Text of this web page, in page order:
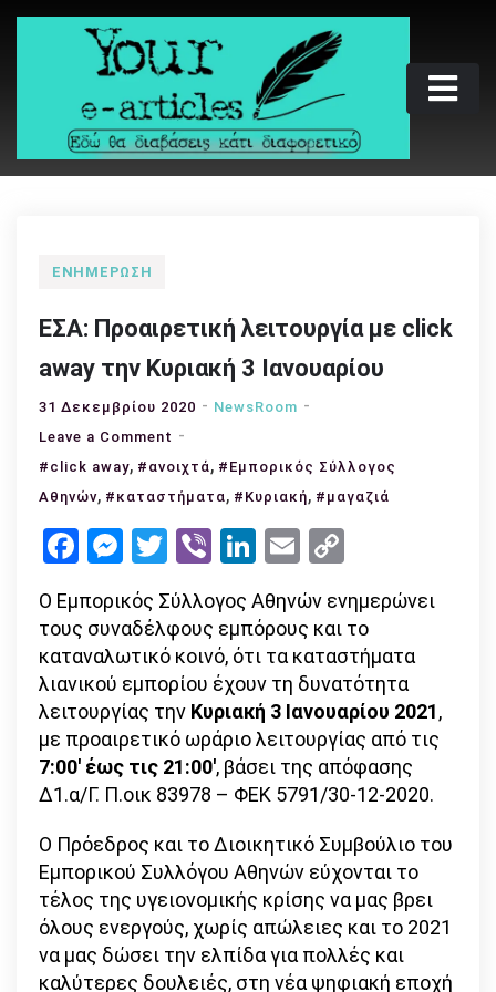
Skip
Your e-articles
Εδώ θα διαβάσεις κάτι διαφορετικό
ΕΝΗΜΈΡΩΣΗ
ΕΣΑ: Προαιρετική λειτουργία με click
away την Κυριακή 3 Ιανουαρίου
31 Δεκεμβρίου 2020
NewsRoom
Leave a Comment on
ΕΣΑ:
Προαιρετική
με
away
την
Κυριακή
3
Ιανουαρίου
#click away, #ανοιχτά, #Εμπορικός Σύλλογος
Αθηνών, #καταστήματα, #Κυριακή, #μαγαζιά
Facebook
Messenger
Twitter
ViberLinkedIn
Email
Link
Ο Εμπορικός Σύλλογος Αθηνών ενημερώνει
τους συναδέλφους εμπόρους και το
καταναλωτικό κοινό, ότι τα καταστήματα
λιανικού εμπορίου έχουν τη δυνατότητα
λειτουργίας την Κυριακή 3 Ιανουαρίου 2021,
με προαιρετικό ωράριο λειτουργίας από τις
7:00′ έως τις 21:00′, βάσει της απόφασης
Δ1.α/Γ. Π.οικ 83978 – ΦΕΚ 5791/30-12-2020.
Ο Πρόεδρος και το Διοικητικό Συμβούλιο του
Εμπορικού Συλλόγου Αθηνών εύχονται το
τέλος της υγειονομικής κρίσης να μας βρει
όλους ενεργούς, χωρίς απώλειες και το 2021
να μας δώσει την ελπίδα για πολλές και
καλύτερες δουλειές, στη νέα ψηφιακή εποχή